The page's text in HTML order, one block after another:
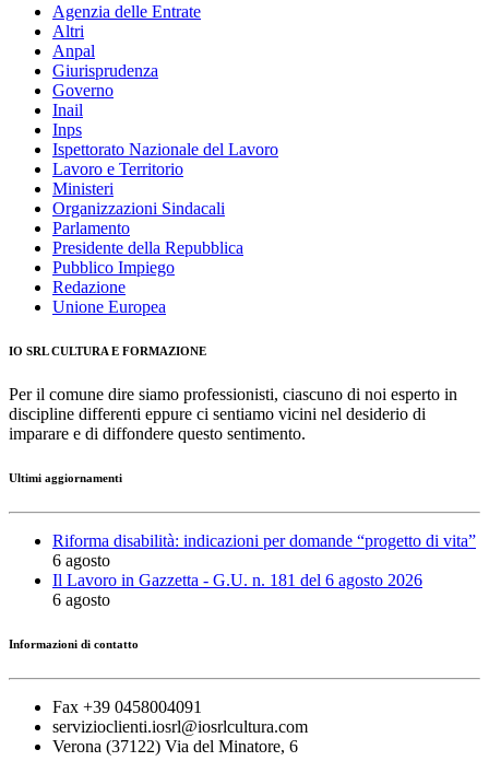
Agenzia delle Entrate
Altri
Anpal
Giurisprudenza
Governo
Inail
Inps
Ispettorato Nazionale del Lavoro
Lavoro e Territorio
Ministeri
Organizzazioni Sindacali
Parlamento
Presidente della Repubblica
Pubblico Impiego
Redazione
Unione Europea
IO SRL CULTURA E FORMAZIONE
Per il comune dire siamo professionisti, ciascuno di noi esperto in
discipline differenti eppure ci sentiamo vicini nel desiderio di
imparare e di diffondere questo sentimento.
Ultimi aggiornamenti
Riforma disabilità: indicazioni per domande “progetto di vita”
6 agosto
Il Lavoro in Gazzetta - G.U. n. 181 del 6 agosto 2026
6 agosto
Informazioni di contatto
Fax +39 0458004091
servizioclienti.iosrl@iosrlcultura.com
Verona (37122) Via del Minatore, 6